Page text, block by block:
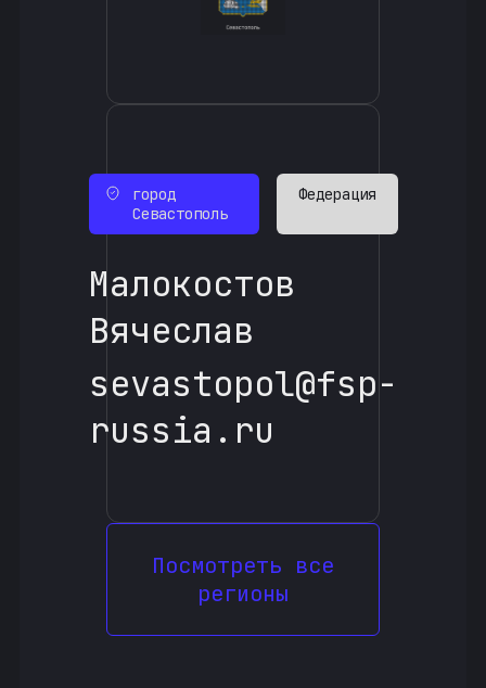
город
Севастополь
Федерация
Малокостов
Вячеслав
sevastopol@fsp-
russia.ru
Посмотреть все
регионы